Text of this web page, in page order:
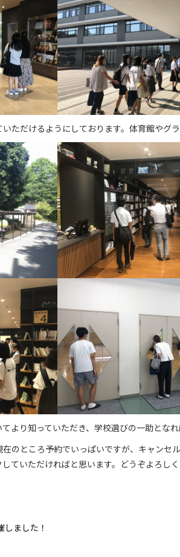
ただけるようにしております。体育館やグ
より知っていただき、学校選びの一助とな
のところ予約でいっぱいですが、キャンセ
ていただければと思います。どうぞよろしく
ました！